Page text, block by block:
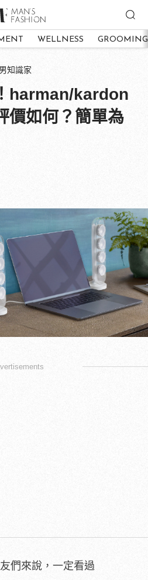
WELLNESS GROOMING
知識家
harman/kardon
價如何？簡單為
們來說，一定看過